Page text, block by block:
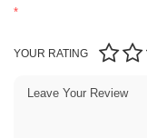
*
YOUR RATING